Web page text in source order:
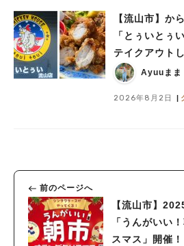
【流山市】か
「とぅいとぅ
テイクアウト
Ayuuまま
2026年8月2日
前のページへ
【流山市】
「うんがいい
スマス」開催